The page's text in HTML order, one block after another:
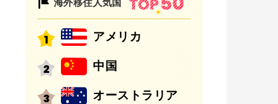
海外移住人気国
アメリカ
中国
オーストラリア